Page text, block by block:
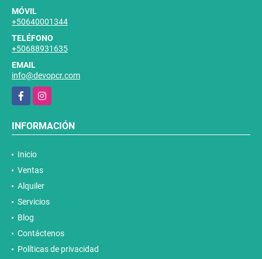
MÓVIL
+50640001344
TELÉFONO
+50688931635
EMAIL
info@devopcr.com
FacebookInstagram
INFORMACIÓN
Inicio
Ventas
Alquiler
Servicios
Blog
Contáctenos
Políticas de privacidad